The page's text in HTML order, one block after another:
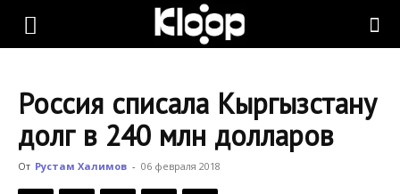
KLOOP.KG
Новости
Россия списала Кыргызстану
долг в 240 млн долларов
От Рустам Халимов - 06 февраля 2018